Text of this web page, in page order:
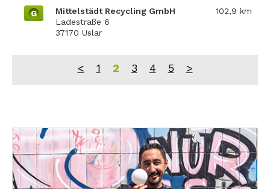
G
Mittelstädt Recycling GmbH
Ladestraße 6
37170 Uslar
102,9 km
< 1 2 3 4 5 >